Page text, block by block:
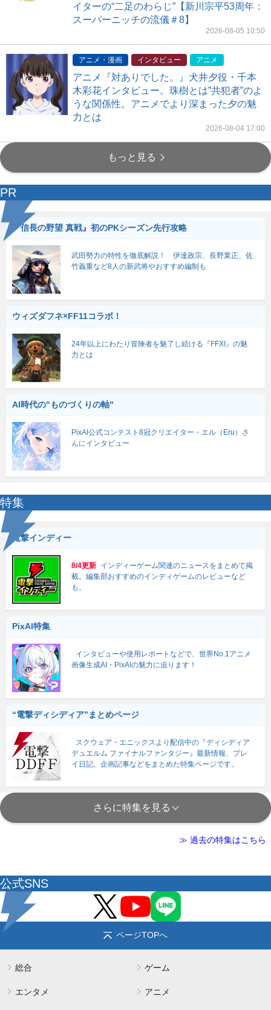
イターの“二足のわらじ”【新川宗平53周年：
スーパーニッチの流儀＃8】
2026-08-05 10:50
アニメ・漫画 インタビュー アニメ
アニメ『対ありでした。』犬井夕役・千本
木彩花インタビュー。珠樹とは”共犯者”のよ
うな関係性。アニメでより深まった夕の魅
力とは
2026-08-04 17:00
もっと見る
PR
『信長の野望 真戦』初のPKシーズン先行攻略
武田勢力の特性を徹底解説！ 伊達政宗、長野業正、佐
竹義重など8人の新武将やおすすめ編制も
ウィズダフネ×FF11コラボ！
24年以上にわたり冒険者を魅了し続ける『FFXI』の魅
力とは
AI時代の"ものづくりの軸"
PixAI公式コンテスト8冠クリエイター・エル（Eru）さ
んにインタビュー
特集
電撃インディー
8/4更新 インディーゲーム関連のニュースをまとめて掲
載。編集部おすすめのインディゲームのレビューなど
も。
PixAI特集
インタビューや使用レポートなどで、世界No.1アニメ
画像生成AI・PixAIの魅力に迫ります！
“電撃ディシディア”まとめページ
スクウェア・エニックスより配信中の『ディシディア
デュエルム ファイナルファンタジー』最新情報、プレ
イ日記、企画記事などをまとめた特集ページです。
さらに特集を見る
≫ 過去の特集はこちら
公式SNS
ページTOPへ
総合 ゲーム
エンタメ アニメ